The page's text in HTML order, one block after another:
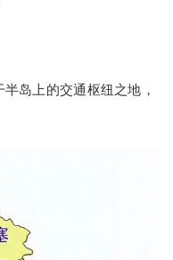
岛上的交通枢纽之地，